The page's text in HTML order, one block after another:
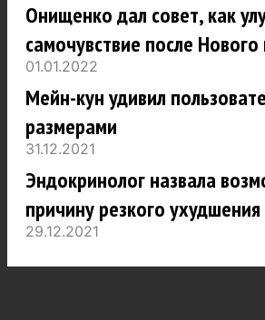
Онищенко дал совет, как
самочувствие после Нового
01.01.2022
Мейн-кун удивил
размерами
31.12.2021
Эндокринолог назвала
причину резкого ухудшения
29.12.2021